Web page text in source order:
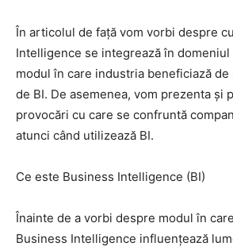
În articolul de față vom vorbi despre
Intelligence se integrează în
modul în care industria beneficiază
de BI. De asemenea, vom prezenta și
provocări cu care se confruntă
atunci când utilizează BI.
Ce este Business Intelligence (BI)
Înainte de a vorbi despre modul în
Business Intelligence influențează